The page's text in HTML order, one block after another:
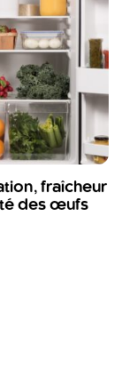
fraîcheur
des œufs